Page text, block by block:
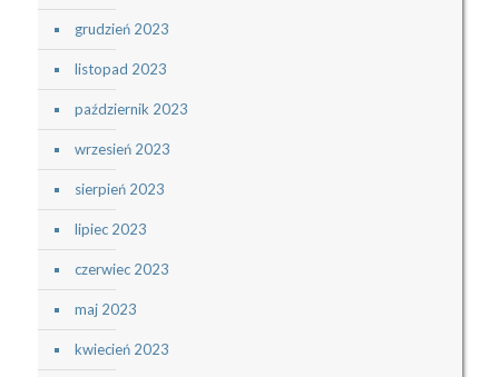
grudzień 2023
listopad 2023
październik 2023
wrzesień 2023
sierpień 2023
lipiec 2023
czerwiec 2023
maj 2023
kwiecień 2023